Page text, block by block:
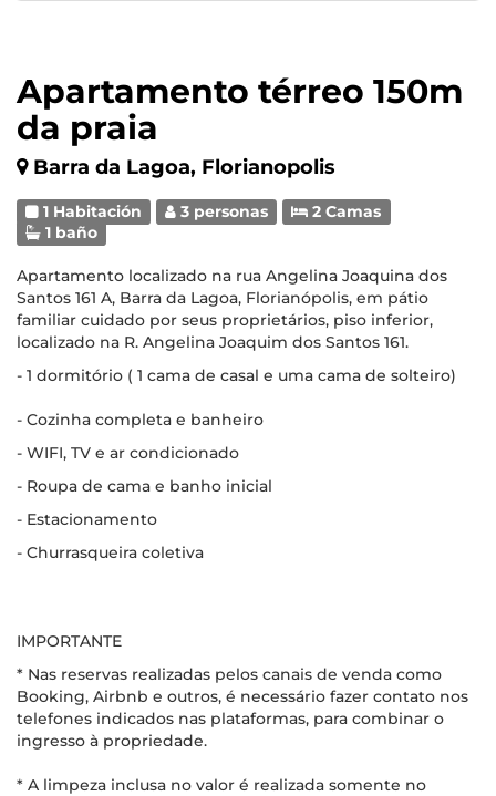
Apartamento térreo 150m
da praia
Barra da Lagoa, Florianopolis
1 Habitación 3 personas
2 Camas
1 baño
Apartamento localizado na rua Angelina Joaquina dos
Santos 161 A, Barra da Lagoa, Florianópolis, em pátio
familiar cuidado por seus proprietários, piso inferior,
localizado na R. Angelina Joaquim dos Santos 161.
- 1 dormitório ( 1 cama de casal e uma cama de solteiro)
- Cozinha completa e banheiro
- WIFI, TV e ar condicionado
- Roupa de cama e banho inicial
- Estacionamento
- Churrasqueira coletiva
IMPORTANTE
* Nas reservas realizadas pelos canais de venda como
Booking, Airbnb e outros, é necessário fazer contato nos
telefones indicados nas plataformas, para combinar o
ingresso à propriedade.
* A limpeza inclusa no valor é realizada somente no